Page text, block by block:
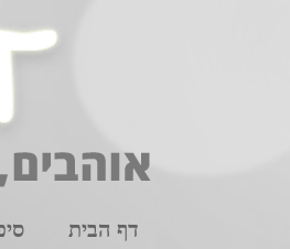
דף הבית